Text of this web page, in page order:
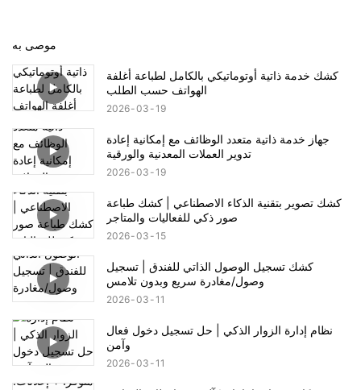
موصى به
كشك خدمة ذاتية أوتوماتيكي بالكامل لطباعة أغلفة
الهواتف حسب الطلب
2026 03 19
جهاز خدمة ذاتية متعدد الوظائف مع إمكانية إعادة
تدوير العملات المعدنية والورقية
2026 03 19
كشك تصوير بتقنية الذكاء الاصطناعي | كشك طباعة
صور ذكي للفعاليات والمتاجر
2026 03 15
كشك تسجيل الوصول الذاتي للفندق | تسجيل
وصول/مغادرة سريع وبدون تلامس
2026 03 11
نظام إدارة الزوار الذكي | حل تسجيل دخول فعال
وآمن
2026 03 11